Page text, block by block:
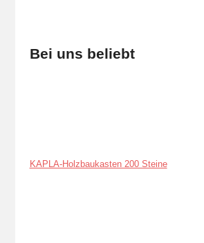
Bei uns beliebt
KAPLA-Holzbaukasten 200 Steine